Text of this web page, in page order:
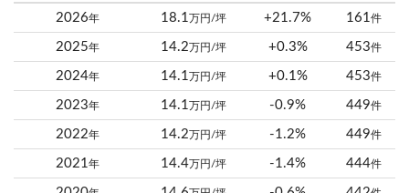
2026年 18.1万円/坪 +21.7% 161件
2025年 14.2万円/坪 +0.3% 453件
2024年 14.1万円/坪 +0.1% 453件
2023年 14.1万円/坪 -0.9% 449件
2022年 14.2万円/坪 -1.2% 449件
2021年 14.4万円/坪 -1.4% 444件